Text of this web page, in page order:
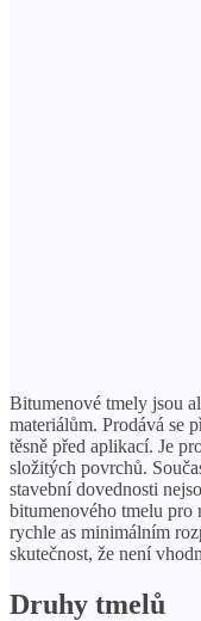
Bitumenové tmely jsou
materiálům. Prodává se
těsně před aplikací. Je
složitých povrchů.
stavební dovednosti
bitumenového tmelu pro
rychle as minimálním
skutečnost, že není
Druhy tmelů